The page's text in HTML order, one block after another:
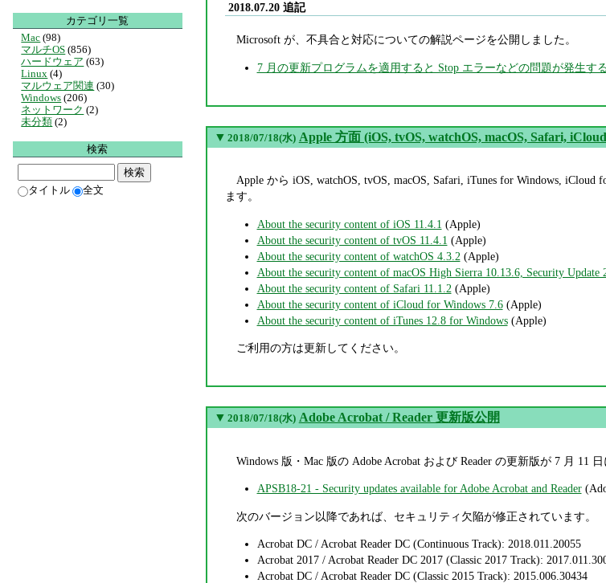
2018.07.20 追記
Microsoft が、不具合と対応についての解説ページを公開しました。
7 月の更新プログラムを適用すると Stop エラーなどの問題が発生す
▼ 2018/07/18(水) Apple 方面 (iOS, tvOS, watchOS, macOS, Safari,
Apple から iOS, watchOS, tvOS, macOS, Safari, iTunes for Windows,
ます。
About the security content of iOS 11.4.1 (Apple)
About the security content of tvOS 11.4.1 (Apple)
About the security content of watchOS 4.3.2 (Apple)
About the security content of macOS High Sierra 10.13.6, Security
About the security content of Safari 11.1.2 (Apple)
About the security content of iCloud for Windows 7.6(Apple)
About the security content of iTunes 12.8 for Windows(Apple)
ご利用の方は更新してください。
▼ 2018/07/18(水) Adobe Acrobat / Reader 更新版公開
Windows 版・Mac 版の Adobe Acrobat および Reader の更新版が 7 月 11
APSB18-21 - Security updates available for Adobe Acrobat and Reader
次のバージョン以降であれば、セキュリティ欠陥が修正されています。
Acrobat DC / Acrobat Reader DC (Continuous Track): 2018.011.20055
Acrobat 2017 / Acrobat Reader DC 2017 (Classic 2017 Track):
Acrobat DC / Acrobat Reader DC (Classic 2015 Track): 2015.006.30434
カテゴリ一覧
Mac (98)
マルチOS (856)
ハードウェア (63)
Linux (4)
マルウェア関連 (30)
Windows (206)
ネットワーク (2)
未分類 (2)
検索
タイトル 全文